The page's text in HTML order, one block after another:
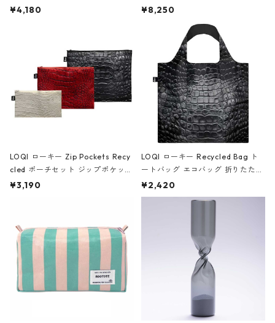
ミエ-B ショルダーバッグ グロスピ
¥4,180
ボストンバッグ ショルダーバッグ
Black ジャン=ミッシェル・バスキ
ア/クラウン ブラック
¥8,250
LOQI ローキー Zip Pockets Recy
cled ポーチセット ジップポケット
ファスナーポーチ 撥水加工 トラベ
ーガンディー、オフホワイト
¥3,190
LOQI ローキー Recycled Bag ト
ートバッグ エコバッグ 折りたたみ
大きめ 撥水加工 収納ポーチ CRO
CODILE/Black クロコダイル/ブラ
¥2,420